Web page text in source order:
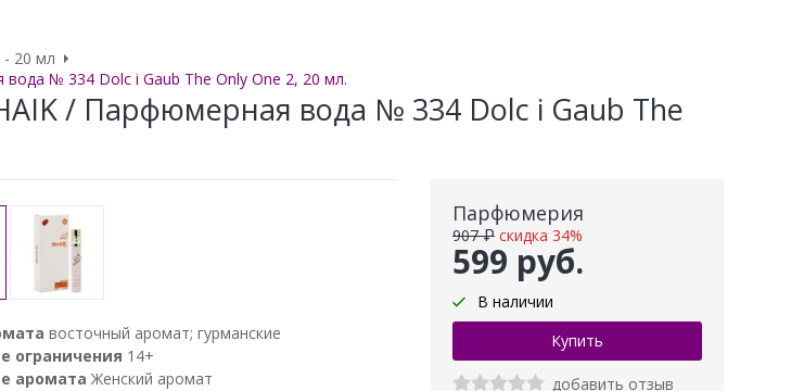
- 20 мл
№ 334 Dolc i Gaub The Only One 2, 20 мл.
/ Парфюмерная вода № 334 Dolc i Gaub The
Парфюмерия
599 руб.
907 ₽ скидка 34%
В наличии
добавить отзыв
восточный аромат; гурманские
ограничения 14+
аромата Женский аромат